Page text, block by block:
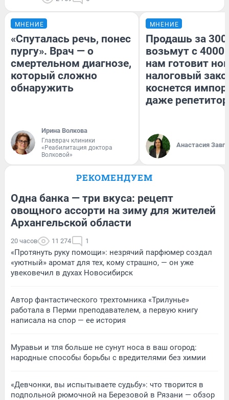
МНЕНИЕ
«Спуталась речь, понес
пургу». Врач — о
смертельном диагнозе,
который сложно
обнаружить
Ирина Волкова
Главврач клиники
«Реабилитация доктора
Волковой»
МНЕНИЕ
Продашь за
возьмут с
нам готовит
налоговый
коснется
даже
Анастасия
РЕКОМЕНДУЕМ
Одна банка — три вкуса: рецепт
овощного ассорти на зиму для жителей
Архангельской области
20 часов 11 274 1
«Протянуть руку помощи»: незрячий парфюмер создал
«уютный» аромат для тех, кому страшно, — он уже
увековечил в духах Новосибирск
Автор фантастического трехтомника «Трилунье»
работала в Перми преподавателем, а первую книгу
написала на спор — ее история
Муравьи и тля больше не сунут носа в ваш огород:
народные способы борьбы с вредителями без химии
«Девчонки, вы испытываете судьбу»: что творится в
подпольной рюмочной на Березовой в Рязани — обзор